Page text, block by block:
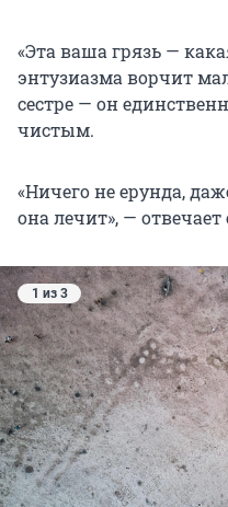
«Эта ваша грязь —
энтузиазма ворчит
сестре — он
чистым.
«Ничего не ерунда,
она лечит», — отвечает
1 из 3